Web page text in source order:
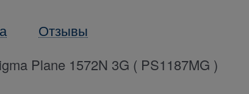
Отзывы
Plane 1572N 3G ( PS1187MG )